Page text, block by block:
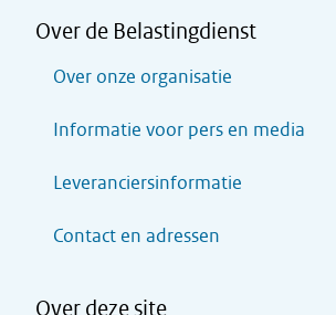
Over de Belastingdienst
Over onze organisatie
Informatie voor pers en media
Leveranciersinformatie
Contact en adressen
Over deze site